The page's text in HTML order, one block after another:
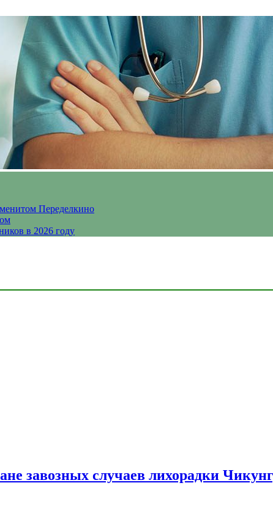
Переделкино
в 2026 году
завозных случаев лихорадки